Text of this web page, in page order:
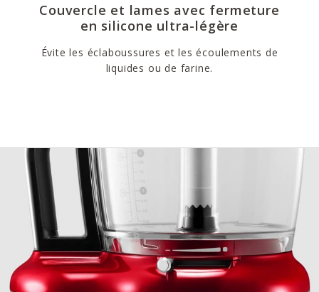
Couvercle et lames avec fermeture
en silicone ultra-légère
Évite les éclaboussures et les écoulements de
liquides ou de farine.